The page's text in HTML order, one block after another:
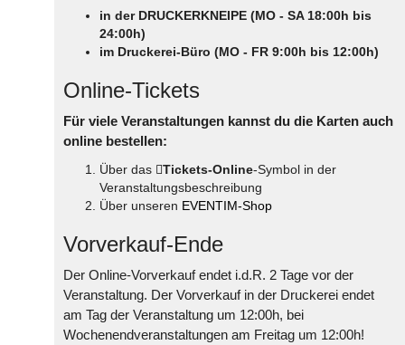
in der DRUCKERKNEIPE (MO - SA 18:00h bis
24:00h)
im Druckerei-Büro (MO - FR 9:00h bis 12:00h)
Online-Tickets
Für viele Veranstaltungen kannst du die Karten auch
online bestellen:
Über das Tickets-Online-Symbol in der
Veranstaltungsbeschreibung
Über unseren EVENTIM-Shop
Vorverkauf-Ende
Der Online-Vorverkauf endet i.d.R. 2 Tage vor der
Veranstaltung. Der Vorverkauf in der Druckerei endet
am Tag der Veranstaltung um 12:00h, bei
Wochenendveranstaltungen am Freitag um 12:00h!